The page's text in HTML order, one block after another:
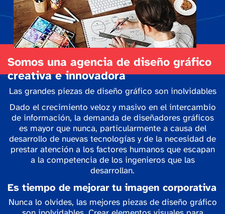
Somos una agencia de diseño gráfico
creativa e innovadora
Las grandes piezas de diseño gráfico son inolvidables
Dado el crecimiento veloz y masivo en el intercambio
de información, la demanda de diseñadores gráficos
es mayor que nunca, particularmente a causa del
desarrollo de nuevas tecnologías y de la necesidad de
prestar atención a los factores humanos que escapan
a la competencia de los ingenieros que las
desarrollan.
Es tiempo de mejorar tu imagen corporativa
Nunca lo olvides, las mejores piezas de diseño gráfico